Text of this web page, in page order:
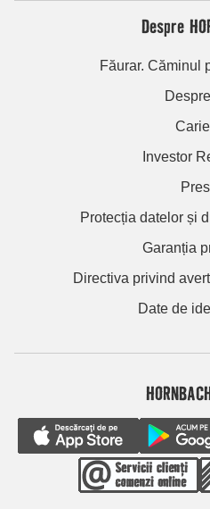
Despre
Făurar. Căminul
Investor
Protecția datelor și
Garanția
Directiva privind
Date de